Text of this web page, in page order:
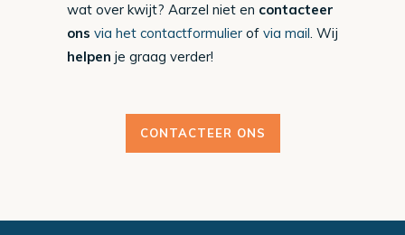
wat over kwijt? Aarzel niet en contacteer
ons via het contactformulier of via mail. Wij
helpen je graag verder!
CONTACTEER ONS